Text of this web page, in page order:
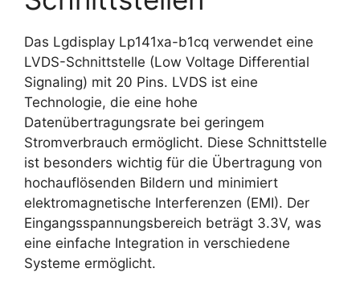
Das Lgdisplay Lp141xa-b1cq verwendet eine
LVDS-Schnittstelle (Low Voltage Differential
Signaling) mit 20 Pins. LVDS ist eine
Technologie, die eine hohe
Datenübertragungsrate bei geringem
Stromverbrauch ermöglicht. Diese Schnittstelle
ist besonders wichtig für die Übertragung von
hochauflösenden Bildern und minimiert
elektromagnetische Interferenzen (EMI). Der
Eingangsspannungsbereich beträgt 3.3V, was
eine einfache Integration in verschiedene
Systeme ermöglicht.